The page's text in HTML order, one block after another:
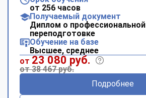
от 256 часов
Получаемый документ
Диплом о профессиональной
переподготовке
Обучение на базе
Высшее, среднее
от 23 080 руб.
от 38 467 руб.
Подробнее